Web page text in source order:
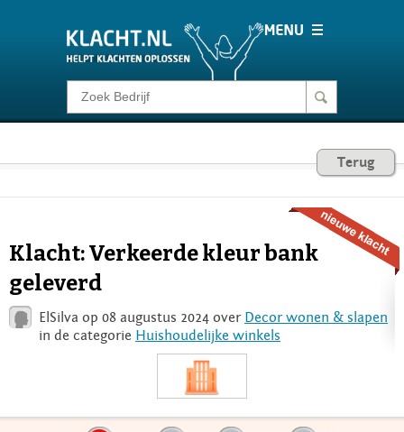
Klacht melden
Consumentenrecht
Voor Bedrijven
Login
Terug
Klacht: Verkeerde kleur bank
geleverd
ElSilva op 08 augustus 2024 over Decor wonen & slapen
in de categorie Huishoudelijke winkels